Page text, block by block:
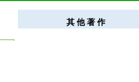
其 他 著 作